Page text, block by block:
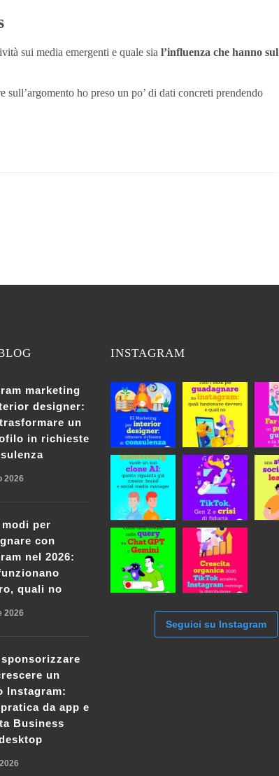
sui media emergenti e quale sia l’influenza che hanno sul
ho preso un po’ di dati concreti prendendo
marketing
designer:
un
in richieste
2026
per
con
nel 2026:
quali no
2026
sponsorizzare
un
Instagram:
da app e
Business
INSTAGRAM
Seguici su Instagram